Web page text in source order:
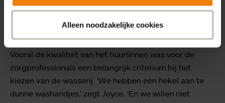
Alleen noodzakelijke cookies
verpleegkundig materiaal tegenwoordig meer
gecombineerd wordt met boodschappenritten.
Vooral de kwaliteit van het huurlinnen was voor de
zorgprofessionals een belangrijk criterium bij het
kiezen van de wasserij. ‘We hebben een hekel aan te
dunne washandjes,’ zegt Joyce. ‘En we willen niet